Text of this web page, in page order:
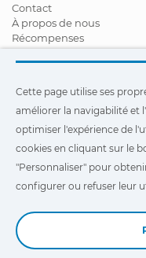
Contact
À propos de nous
Récompenses
Certifications
Responsabilité Sociale
Nouveautés
Vidéos
FAQ - Foire Aux Questions
Cette page utilise
améliorer la
optimiser l'expérience
Cette page utilise ses
améliorer la navigabilité et
optimiser l'expérience de
cookies en cliquant sur le
"Personnaliser" pour
configurer ou refuser leur